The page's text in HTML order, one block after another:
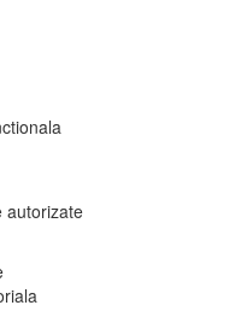
autorizate